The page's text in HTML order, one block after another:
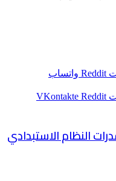
واتساب
النظام الاستبدادي